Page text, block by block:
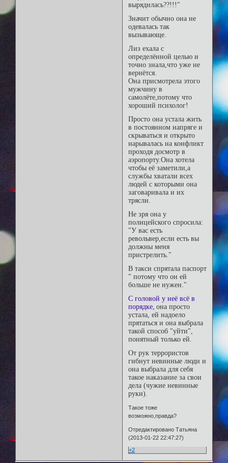
вырядилась??!!!"
Значит обычно она не
одевалась так
вызывающе.
Лиз ехала с
определённой целью и
точно знала,что уже не
вернётся.
Она присмотрела этого
мужчину в
самолёте,потому что
хороший психолог!
Просто она устала жить
в постоянном напряге и
скрываться и открыто
нарывалась на конфликт
проходя досмотр в
аэропорту.Она хотела
чтобы её заметили,а
службы хватали всех
людей с которыми она
заговаривала и их
трясли.
Не зря она у
полицейского спросила:
"У вас есть
револьвер,если есть вы
должны меня
пристрелить."
В такси спрятала паспорт
" потому что он ей
больше не нужен."
С головой у неё всё в
порядке, она просто
устала, ей надоело
прятаться и она выбрала
такой способ "уйти",
понятный только ей.
От рук террористов
гибнут невинные люди и
она выбрала для себя
такое наказание за свои
дела (чужие невинные
руки).
Такое тоже
возможно,правда?
Отредактировано Татьяна
(2013-01-22 22:47:27)
+2